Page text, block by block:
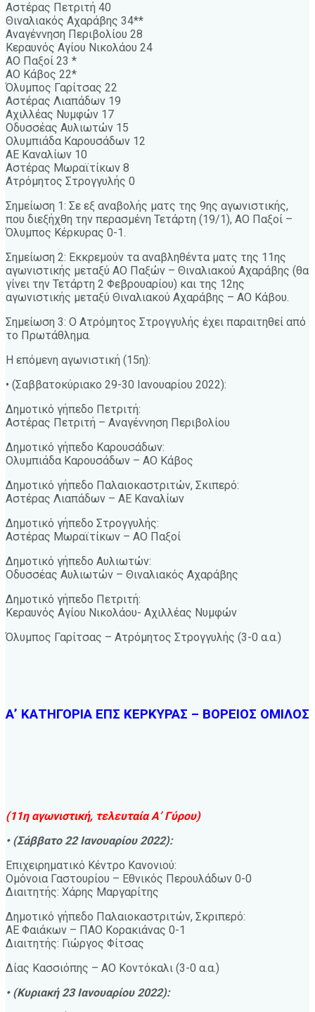
Αστέρας Πετριτή 40
Θιναλιακός Αχαράβης 34**
Αναγέννηση Περιβολίου 28
Κεραυνός Αγίου Νικολάου 24
ΑΟ Παξοί 23 *
ΑΟ Κάβος 22*
Όλυμπος Γαρίτσας 22
Αστέρας Λιαπάδων 19
Αχιλλέας Νυμφών 17
Οδυσσέας Αυλιωτών 15
Ολυμπιάδα Καρουσάδων 12
ΑΕ Καναλίων 10
Αστέρας Μωραϊτίκων 8
Ατρόμητος Στρογγυλής 0
Σημείωση 1: Σε εξ αναβολής ματς της 9ης αγωνιστικής,
που διεξήχθη την περασμένη Τετάρτη (19/1), ΑΟ Παξοί –
Όλυμπος Κέρκυρας 0-1.
Σημείωση 2: Εκκρεμούν τα αναβληθέντα ματς της 11ης
αγωνιστικής μεταξύ ΑΟ Παξών – Θιναλιακού Αχαράβης (θα
γίνει την Τετάρτη 2 Φεβρουαρίου) και της 12ης
αγωνιστικής μεταξύ Θιναλιακού Αχαράβης – ΑΟ Κάβου.
Σημείωση 3: Ο Ατρόμητος Στρογγυλής έχει παραιτηθεί από
το Πρωτάθλημα.
Η επόμενη αγωνιστική (15η):
• (Σαββατοκύριακο 29-30 Ιανουαρίου 2022):
Δημοτικό γήπεδο Πετριτή:
Αστέρας Πετριτή – Αναγέννηση Περιβολίου
Δημοτικό γήπεδο Καρουσάδων:
Ολυμπιάδα Καρουσάδων – ΑΟ Κάβος
Δημοτικό γήπεδο Παλαιοκαστριτών, Σκιπερό:
Αστέρας Λιαπάδων – ΑΕ Καναλίων
Δημοτικό γήπεδο Στρογγυλής:
Αστέρας Μωραϊτίκων – ΑΟ Παξοί
Δημοτικό γήπεδο Αυλιωτών:
Οδυσσέας Αυλιωτών – Θιναλιακός Αχαράβης
Δημοτικό γήπεδο Πετριτή:
Κεραυνός Αγίου Νικολάου- Αχιλλέας Νυμφών
Όλυμπος Γαρίτσας – Ατρόμητος Στρογγυλής (3-0 α.α.)
Α’ ΚΑΤΗΓΟΡΙΑ ΕΠΣ ΚΕΡΚΥΡΑΣ – ΒΟΡΕΙΟΣ ΟΜΙΛΟΣ
(11η αγωνιστική, τελευταία Α’ Γύρου)
• (Σάββατο 22 Ιανουαρίου 2022):
Επιχειρηματικό Κέντρο Κανονιού:
Ομόνοια Γαστουρίου – Εθνικός Περουλάδων 0-0
Διαιτητής: Χάρης Μαργαρίτης
Δημοτικό γήπεδο Παλαιοκαστριτών, Σκριπερό:
ΑΕ Φαιάκων – ΠΑΟ Κορακιάνας 0-1
Διαιτητής: Γιώργος Φίτσας
Δίας Κασσιόπης – ΑΟ Κοντόκαλι (3-0 α.α.)
• (Κυριακή 23 Ιανουαρίου 2022):